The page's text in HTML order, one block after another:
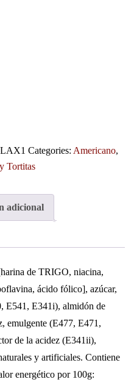
Categories: Americano,
Tortitas
adicional
de TRIGO, niacina,
ácido fólico], azúcar,
E541, E341i), almidón de
emulgente (E477, E471,
de la acidez (E341ii),
y artificiales. Contiene
energético por 100g: